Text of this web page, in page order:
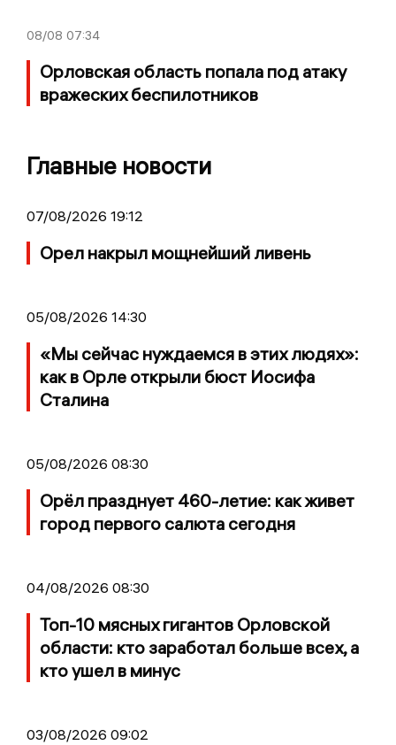
08/08 07:34
Орловская область попала под атаку
вражеских беспилотников
Главные новости
07/08/2026 19:12
Орел накрыл мощнейший ливень
05/08/2026 14:30
«Мы сейчас нуждаемся в этих людях»:
как в Орле открыли бюст Иосифа
Сталина
05/08/2026 08:30
Орёл празднует 460-летие: как живет
город первого салюта сегодня
04/08/2026 08:30
Топ-10 мясных гигантов Орловской
области: кто заработал больше всех, а
кто ушел в минус
03/08/2026 09:02